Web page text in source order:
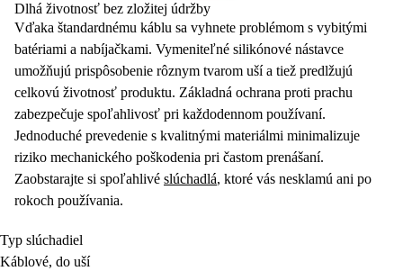
Dlhá životnosť bez zložitej údržby
Vďaka štandardnému káblu sa vyhnete problémom s vybitými
batériami a nabíjačkami. Vymeniteľné silikónové nástavce
umožňujú prispôsobenie rôznym tvarom uší a tiež predlžujú
celkovú životnosť produktu. Základná ochrana proti prachu
zabezpečuje spoľahlivosť pri každodennom používaní.
Jednoduché prevedenie s kvalitnými materiálmi minimalizuje
riziko mechanického poškodenia pri častom prenášaní.
Zaobstarajte si spoľahlivé slúchadlá, ktoré vás nesklamú ani po
rokoch používania.
Typ slúchadiel
Káblové, do uší